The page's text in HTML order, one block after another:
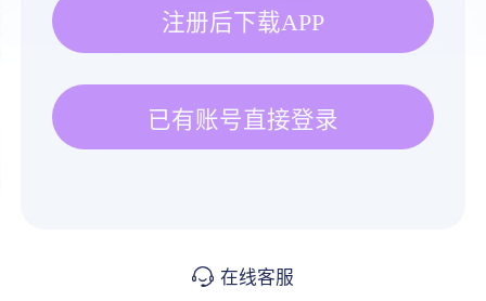
注册后下载APP
已有账号直接登录
在线客服